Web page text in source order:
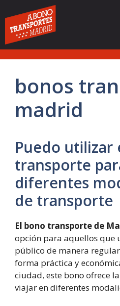
al
contenido
bonos
madrid
Puedo utilizar
transporte
diferentes
de transporte
El bono transporte de
opción para aquellos que
público de manera
forma práctica y
ciudad, este bono ofrece
viajar en diferentes